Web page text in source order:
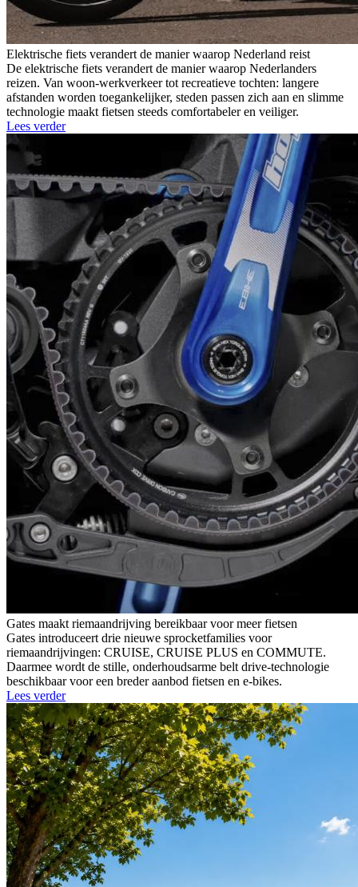
Elektrische fiets verandert de manier waarop Nederland reist
De elektrische fiets verandert de manier waarop Nederlanders
reizen. Van woon-werkverkeer tot recreatieve tochten: langere
afstanden worden toegankelijker, steden passen zich aan en slimme
technologie maakt fietsen steeds comfortabeler en veiliger.
Lees verder
Gates maakt riemaandrijving bereikbaar voor meer fietsen
Gates introduceert drie nieuwe sprocketfamilies voor
riemaandrijvingen: CRUISE, CRUISE PLUS en COMMUTE.
Daarmee wordt de stille, onderhoudsarme belt drive-technologie
beschikbaar voor een breder aanbod fietsen en e-bikes.
Lees verder